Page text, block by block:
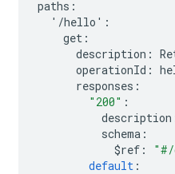
paths :
' /hello ' :
get :
description :
operationId :
responses :
"200" :
description
schema :
$ref :
"#/
default :